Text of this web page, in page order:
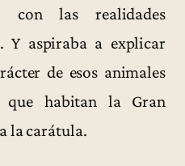
con las realidades
Y aspiraba a explicar
de esos animales
que habitan la Gran
la carátula.